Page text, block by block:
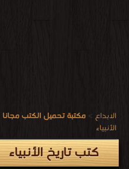
الابداع > مكتبة تحميل الكتب مجانا
الأنبياء
كتب تاريخ الأنبياء